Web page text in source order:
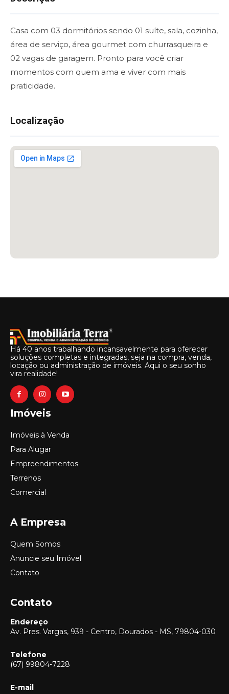
Casa com 03 dormitórios sendo 01 suíte, sala, cozinha,
área de serviço, área gourmet com churrasqueira e
02 vagas de garagem. Pronto para você criar
momentos com quem ama e viver com mais
praticidade.
Localização
Há 40 anos trabalhando incansavelmente para oferecer
soluções completas e integradas, seja na compra, venda,
locação ou administração de imóveis. Aqui o seu sonho
vira realidade!
Imóveis
Imóveis à Venda
Para Alugar
Empreendimentos
Terrenos
Comercial
A Empresa
Quem Somos
Anuncie seu Imóvel
Contato
Contato
Endereço
Av. Pres. Vargas, 939 - Centro, Dourados - MS, 79804-030
Telefone
(67) 99804-7228
E-mailVendas